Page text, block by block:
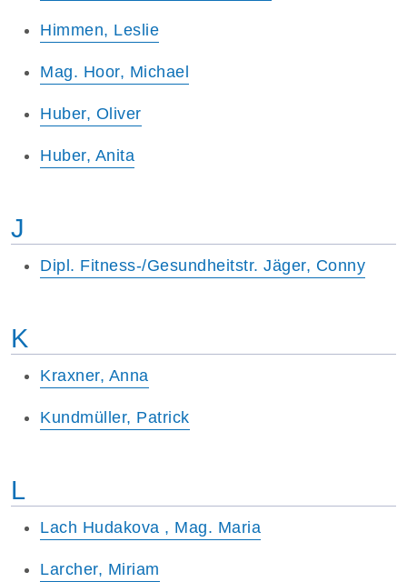
Himmen, Leslie
Mag. Hoor, Michael
Huber, Oliver
Huber, Anita
J
Dipl. Fitness-/Gesundheitstr. Jäger, Conny
K
Kraxner, Anna
Kundmüller, Patrick
L
Lach Hudakova , Mag. Maria
Larcher, Miriam